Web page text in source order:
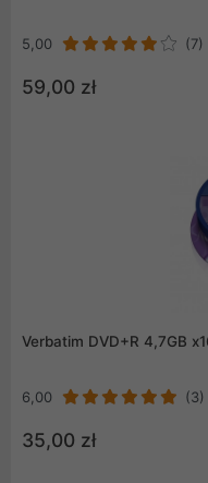
5,00 (7)
59,00 zł
Verbatim DVD+R 4,7GB
6,00 (3)
35,00 zł